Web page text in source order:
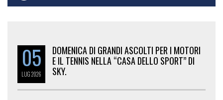
05
LUG2026
DOMENICA DI GRANDI ASCOLTI PER I MOTORI
E IL TENNIS NELLA “CASA DELLO SPORT” DI
SKY.